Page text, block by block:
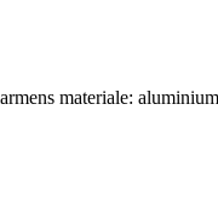
materiale: